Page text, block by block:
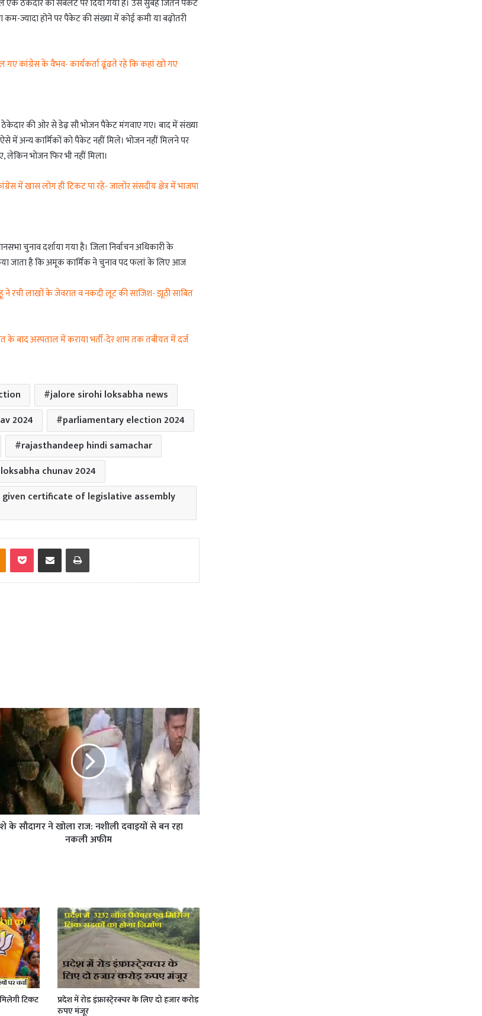
एक ठेकेदार को सबलेट पर दिया गया है। उसे सुबह जितने पैकेट
ज्यादा होने पर पैकेट की संख्या में कोई कमी या बढ़ोतरी
कांग्रेस के वैभव- कार्यकर्ता ढूंढते रहे कि कहां खो गए
ठेकेदार की ओर से डेढ़ सौ भोजन पैकेट मंगवाए गए। बाद में संख्या
में अन्य कार्मिकों को पैकेट नहीं मिले। भोजन नहीं मिलने पर
लेकिन भोजन फिर भी नहीं मिला।
में खास लोग ही टिकट पा रहे- जालोर संसदीय क्षेत्र में भाजपा
चुनाव दर्शाया गया है। जिला निर्वाचन अधिकारी के
जाता है कि अमूक कार्मिक ने चुनाव पद फलां के लिए आज
लाखों के जेवरात व नकदी लूट की साजिश- झूठी साबित
बाद अस्पताल में कराया भर्ती-देर शाम तक तबीयत में दर्ज
jalore sirohi loksabha news
2024
parliamentary election 2024
rajasthandeep hindi samachar
chunav 2024
certificate of legislative assembly
Odnoklassniki
Pocket Share via Email Print
के सौदागर ने खोला राज: नशीली दवाइयों से बन रहा
नकली अफीम
टिकट
प्रदेश में रोड इंफ्रास्टे्रक्चर के लिए दो हजार करोड़
रुपए मंजूर